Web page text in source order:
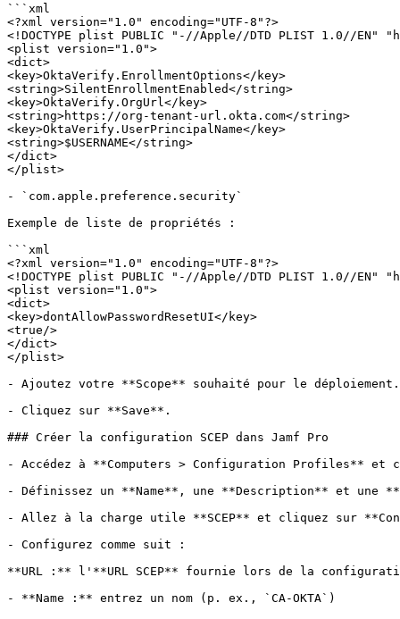
```xml
<?xml version="1.0" encoding="UTF-8"?>
<!DOCTYPE plist PUBLIC "-//Apple//DTD PLIST 1.0//EN"
<plist version="1.0">
<dict>
<key>OktaVerify.EnrollmentOptions</key>
<string>SilentEnrollmentEnabled</string>
<key>OktaVerify.OrgUrl</key>
<string>https://org-tenant-url.okta.com</string>
<key>OktaVerify.UserPrincipalName</key>
<string>$USERNAME</string>
</dict>
</plist>
- `com.apple.preference.security`
Exemple de liste de propriétés :
```xml
<?xml version="1.0" encoding="UTF-8"?>
<!DOCTYPE plist PUBLIC "-//Apple//DTD PLIST 1.0//EN"
<plist version="1.0">
<dict>
<key>dontAllowPasswordResetUI</key>
<true/>
</dict>
</plist>
- Ajoutez votre **Scope** souhaité pour le déploiement.
- Cliquez sur **Save**.
### Créer la configuration SCEP dans Jamf Pro
- Accédez à **Computers > Configuration Profiles** et
- Définissez un **Name**, une **Description** et
- Allez à la charge utile **SCEP** et cliquez sur
- Configurez comme suit :
**URL :** l'**URL SCEP** fournie lors de la
- **Name :** entrez un nom (p. ex., `CA-OKTA`)